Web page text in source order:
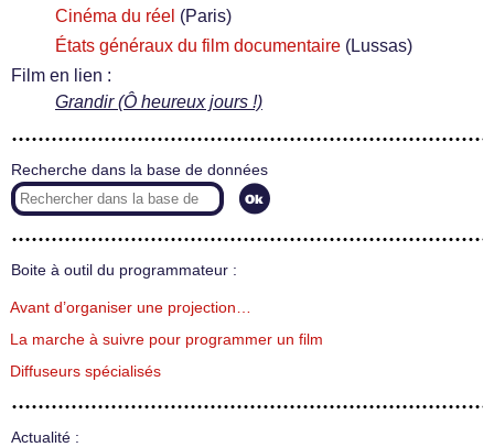
Cinéma du réel (Paris)
États généraux du film documentaire (Lussas)
Film en lien :
Grandir (Ô heureux jours !)
Recherche dans la base de données
Boite à outil du programmateur :
Avant d’organiser une projection…
La marche à suivre pour programmer un film
Diffuseurs spécialisés
Actualité :